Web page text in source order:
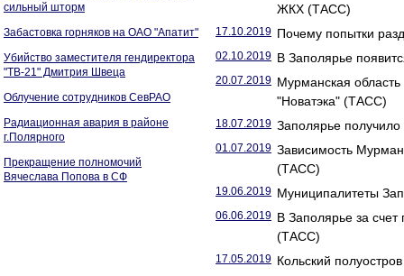
сильный шторм
Забастовка горняков на ОАО "Апатит"
Убийство заместителя гендиректора
"ТВ-21" Дмитрия Швеца
Облучение сотрудников СевРАО
Радиационная авария в районе
г.Полярного
Прекращение полномочий
Вячеслава Попова в СФ
ЖКХ (ТАСС)
17.10.2019 Почему попытки
02.10.2019 В Заполярье
20.07.2019 Мурманская область
"Новатэка" (ТАСС)
18.07.2019 Заполярье
01.07.2019 Зависимость
(ТАСС)
19.06.2019 Муниципалитеты
06.06.2019 В Заполярье за
(ТАСС)
17.05.2019 Кольский